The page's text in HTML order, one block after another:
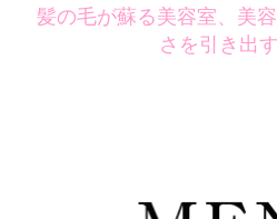
髪の毛が蘇る美容室、美
さを引き出